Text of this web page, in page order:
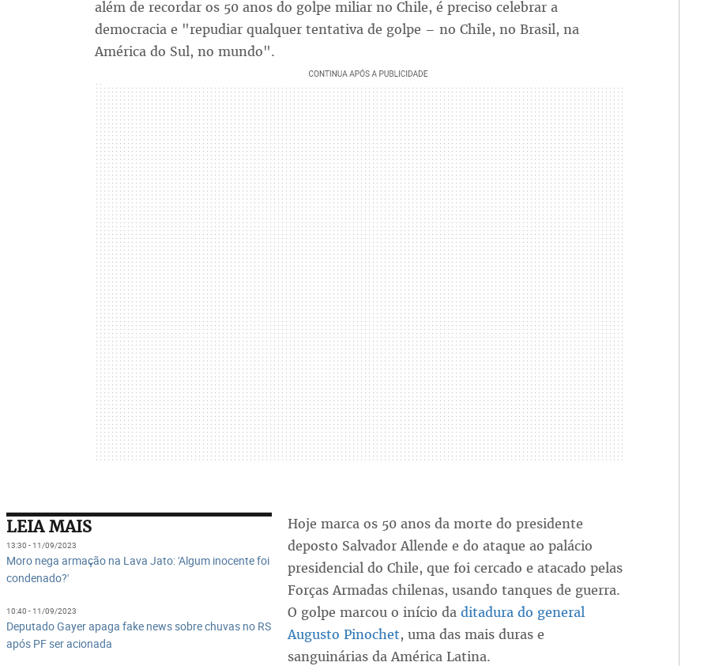
além de recordar os 50 anos do golpe miliar no Chile, é preciso celebrar a
democracia e "repudiar qualquer tentativa de golpe – no Chile, no Brasil, na
América do Sul, no mundo".
LEIA MAIS
13:30 - 11/09/2023
Moro nega armação na Lava Jato: 'Algum inocente foi
condenado?'
10:40 - 11/09/2023
Deputado Gayer apaga fake news sobre chuvas no RS
após PF ser acionada
Hoje marca os 50 anos da morte do presidente
deposto Salvador Allende e do ataque ao palácio
presidencial do Chile, que foi cercado e atacado pelas
Forças Armadas chilenas, usando tanques de guerra.
O golpe marcou o início da ditadura do general
Augusto Pinochet, uma das mais duras e
sanguinárias da América Latina.